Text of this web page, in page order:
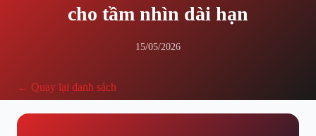
cho tầm nhìn dài hạn
15/05/2026
← Quay lại danh sách